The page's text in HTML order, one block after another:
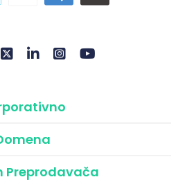
Preprodavača